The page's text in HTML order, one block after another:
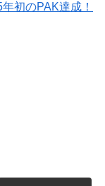
初のPAK達成！